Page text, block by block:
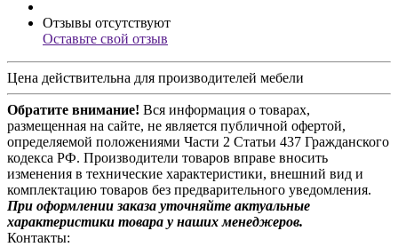
Отзывы отсутствуют
Оставьте свой отзыв
Цена действительна для производителей мебели
Обратите внимание! Вся информация о товарах,
размещенная на сайте, не является публичной офертой,
определяемой положениями Части 2 Статьи 437 Гражданского
кодекса РФ. Производители товаров вправе вносить
изменения в технические характеристики, внешний вид и
комплектацию товаров без предварительного уведомления.
При оформлении заказа уточняйте актуальные
характеристики товара у наших менеджеров.
Контакты: